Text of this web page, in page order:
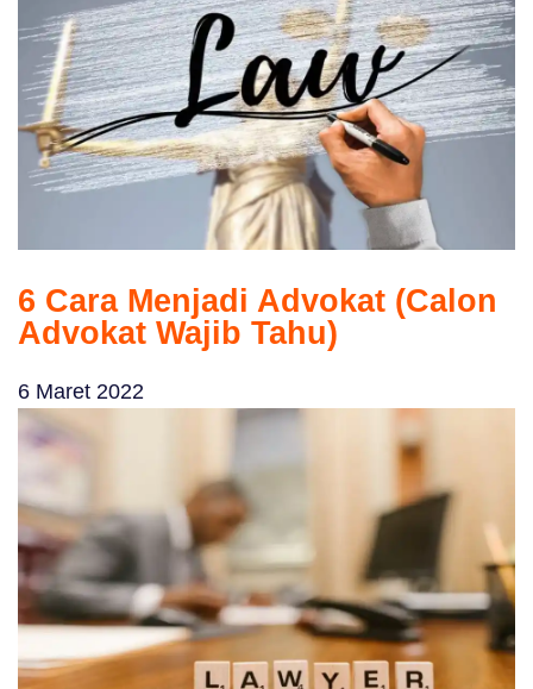
6 Cara Menjadi Advokat (Calon
Advokat Wajib Tahu)
6 Maret 2022